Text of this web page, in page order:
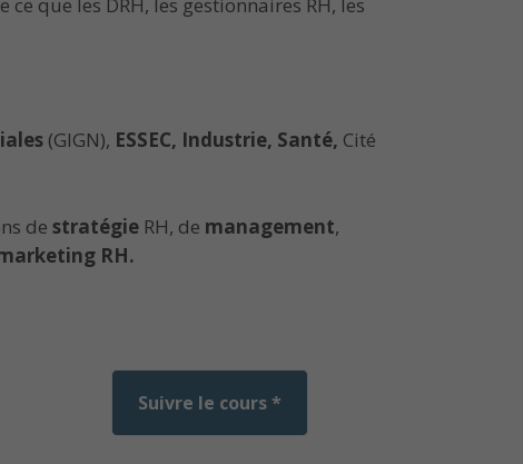
(GIGN), ESSEC, Industrie, Santé, Cité
de stratégie RH, de management,
RH.
Suivre le cours *